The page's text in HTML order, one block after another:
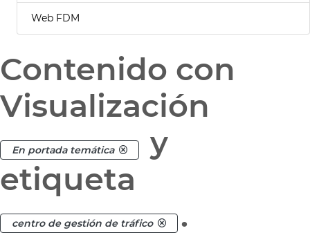
Web FDM
Contenido con
Visualización
En portada temática
y
etiqueta
centro de gestión de tráfico .